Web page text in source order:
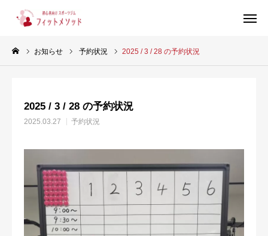
お知らせ 予約状況 2025 / 3 / 28 の予約状況
2025 / 3 / 28 の予約状況
2025.03.27 予約状況
当ジムについて
スタッフ紹介
お客様の声